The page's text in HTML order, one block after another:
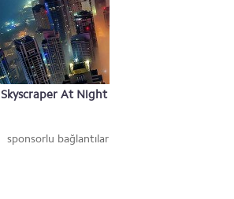
Skyscraper At Night
sponsorlu bağlantılar